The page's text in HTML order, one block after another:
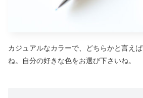
カジュアルなカラーで、どちらかと言え
ね。自分の好きな色をお選び下さいね。